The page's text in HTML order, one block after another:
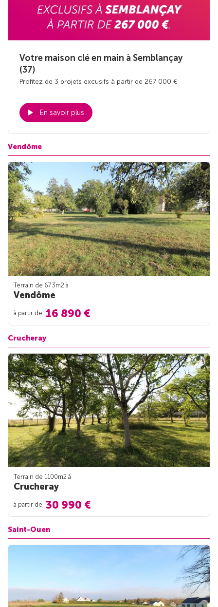
Votre maison clé en main à Semblançay
(37)
Profitez de 3 projets excusifs à partir de 267 000 €
En savoir plus
Vendôme
Terrain de 673m2 à
Vendôme
à partir de 16 890 €
Crucheray
Terrain de 1100m2 à
Crucheray
à partir de 30 990 €
Saint-Ouen